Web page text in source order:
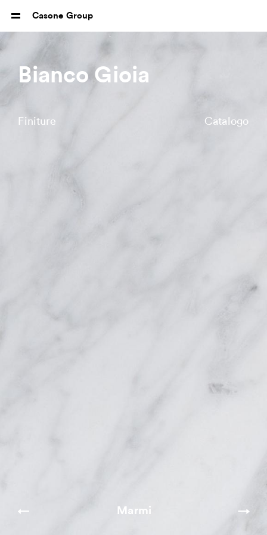
Casone Group
Bianco Gioia
Finiture Catalogo
Marmi